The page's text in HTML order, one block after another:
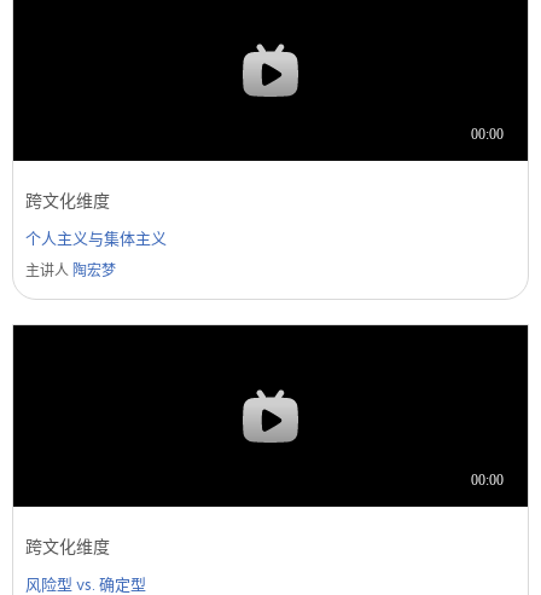
跨文化维度
个人主义与集体主义
主讲人 陶宏梦
跨文化维度
风险型 vs. 确定型